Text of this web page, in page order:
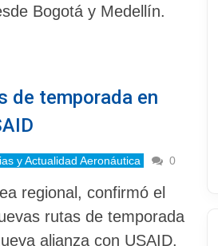
Bogotá y Medellín.
de temporada en
y Actualidad Aeronáutica 0
regional, confirmó el
rutas de temporada
alianza con USAID.